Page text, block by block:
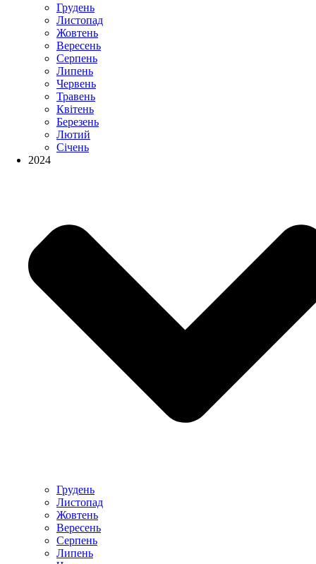
Грудень
Листопад
Жовтень
Вересень
Серпень
Липень
Червень
Травень
Квітень
Березень
Лютий
Січень
2024
Грудень
Листопад
Жовтень
Вересень
Серпень
Липень